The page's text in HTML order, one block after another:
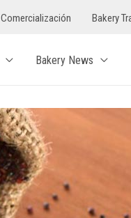
Comercialización Bakery
Bakery News